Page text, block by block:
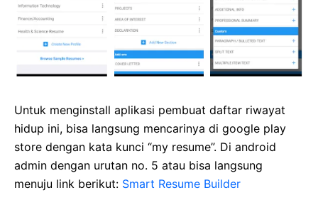
Untuk menginstall aplikasi pembuat daftar riwayat
hidup ini, bisa langsung mencarinya di google play
store dengan kata kunci “my resume”. Di android
admin dengan urutan no. 5 atau bisa langsung
menuju link berikut: Smart Resume Builder